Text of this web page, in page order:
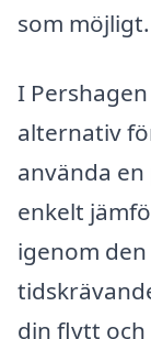
som möjligt.
I
alternativ
använda
enkelt
igenom
din flytt